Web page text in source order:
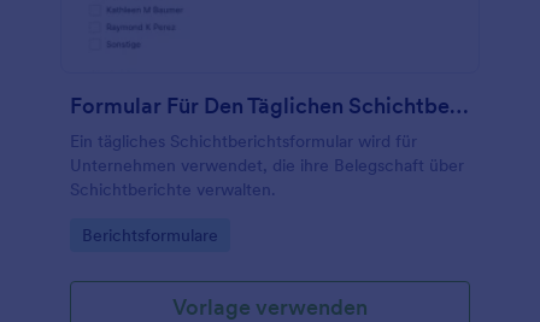
Formular Für Den Täglichen Schichtbericht
Ein tägliches Schichtberichtsformular wird für
Unternehmen verwendet, die ihre Belegschaft über
Schichtberichte verwalten.
Go to Category:
Berichtsformulare
Vorlage verwenden